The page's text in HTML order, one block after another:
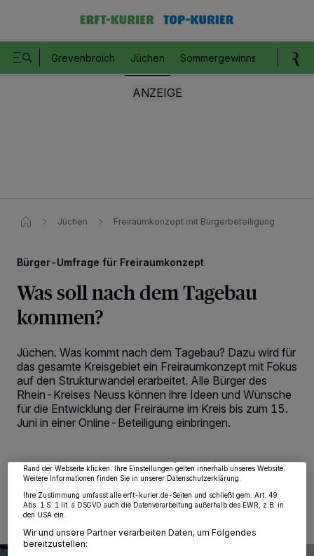
Grevenbroich Jüchen Sommergewinnspiel
Jüchen Freiraumkonzept mit Bürgerbeteiligung
Bürger-Umfrage für Freiraumkonzept
Was soll nach dem Tagebau
kommen?
Jüchen. Was kommt nach dem Tagebau? Dazu wird für
das gesamte Kreisgebiet ein Freiraumkonzept mit Fokus
auf den Strukturwandel erarbeitet. Alle Bürger des
Rhein-Kreises Neuss können ihre Ideen und Wünsche
für die Entwicklung der Freiräume im Kreis bis zum 15.
Juni in einer Online-Beteiligung einbringen.
08.06.2022 , 10:10 Uhr 2 Minuten Lesezeit
Wir und unsere
-Partner speichern und greifen auf personenbezogene Daten
wie Browserdaten oder eindeutige Kennungen auf Ihrem Gerät zu. Durch Auswahl
von OK aktivieren Sie Tracking-Technologien für die unter „Wir und unsere
Partner verarbeiten Daten, um Ihnen Dienste bereitzustellen“ aufgeführten
Zwecke. Wenn Tracker deaktiviert sind, sind manche Inhalte und Anzeigen
Rand der Webseite klicken. Ihre Einstellungen gelten innerhalb unseres Website.
Weitere Informationen finden Sie in unserer Datenschutzerklärung.
Ihre Zustimmung umfasst alle erft-kurier.de-Seiten und schließt gem. Art. 49
Abs. 1 S. 1 lit. a DSGVO auch die Datenverarbeitung außerhalb des EWR, z.B. in
den USA ein.
Wir und unsere Partner verarbeiten Daten, um Folgendes
bereitzustellen: